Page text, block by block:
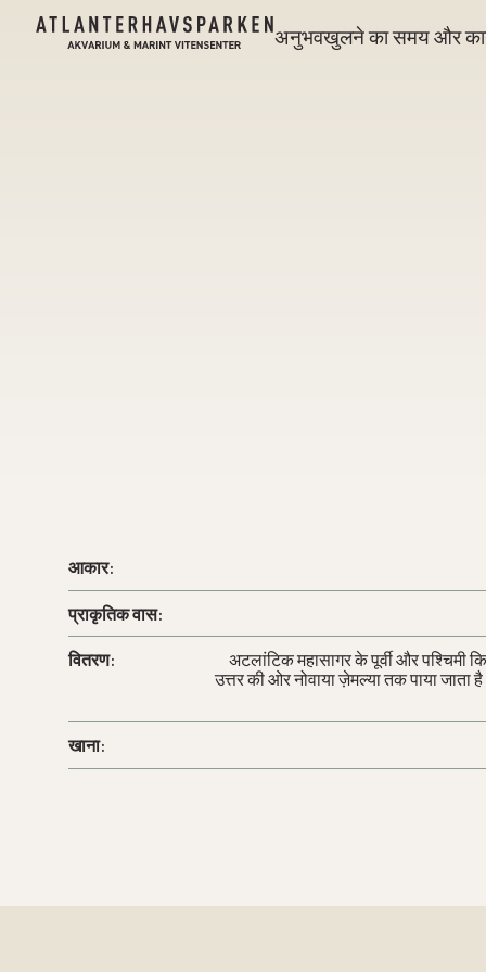
अनुभवखुलने का समय और
आकार:
प्राकृतिक वास:
वितरण:
अटलांटिक महासागर के पूर्वी और पश्चिमी
उत्तर की ओर नोवाया ज़ेमल्या तक पाया जाता
खाना: